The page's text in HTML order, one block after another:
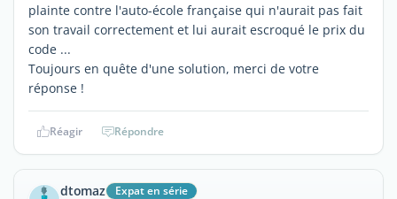
plainte contre l'auto-école française qui n'aurait pas fait
son travail correctement et lui aurait escroqué le prix du
code ...
Toujours en quête d'une solution, merci de votre
réponse !
Réagir Répondre
dtomaz Expat en série